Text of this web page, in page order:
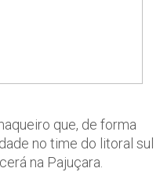
que, de forma
no time do litoral sul
na Pajuçara.